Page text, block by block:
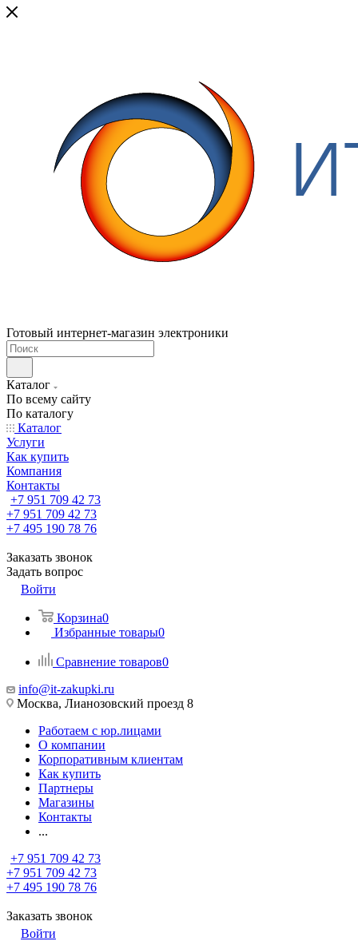
Готовый интернет-магазин электроники
Каталог
По всему сайту
По каталогу
Каталог
Услуги
Как купить
Компания
Контакты
+7 951 709 42 73
+7 951 709 42 73
+7 495 190 78 76
Заказать звонок
Задать вопрос
Войти
Корзина0
Избранные товары0
Сравнение товаров0
info@it-zakupki.ru
Москва, Лианозовский проезд 8
Работаем с юр.лицами
О компании
Корпоративным клиентам
Как купить
Партнеры
Магазины
Контакты
...
+7 951 709 42 73
+7 951 709 42 73
+7 495 190 78 76
Заказать звонок
Войти